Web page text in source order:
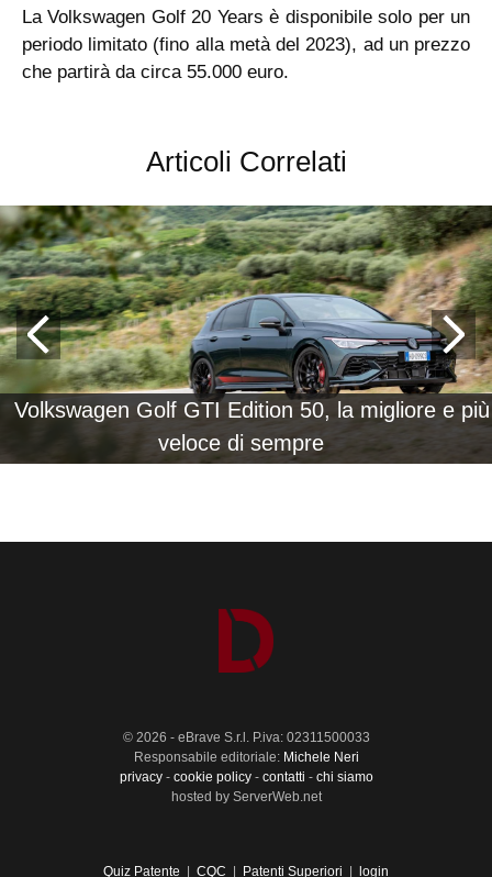
La Volkswagen Golf 20 Years è disponibile solo per un
periodo limitato (fino alla metà del 2023), ad un prezzo
che partirà da circa 55.000 euro.
Articoli Correlati
Volkswagen Golf GTI Edition 50, la migliore e più
veloce di sempre
© 2026 - eBrave S.r.l. P.iva: 02311500033
Responsabile editoriale: Michele Neri
privacy- cookie policy- contatti - chi siamo
hosted by ServerWeb.net
Quiz Patente CQC Patenti Superiori login